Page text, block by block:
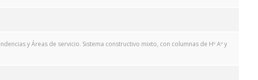
y Áreas de servicio. Sistema constructivo mixto, con columnas de Hº Aº y